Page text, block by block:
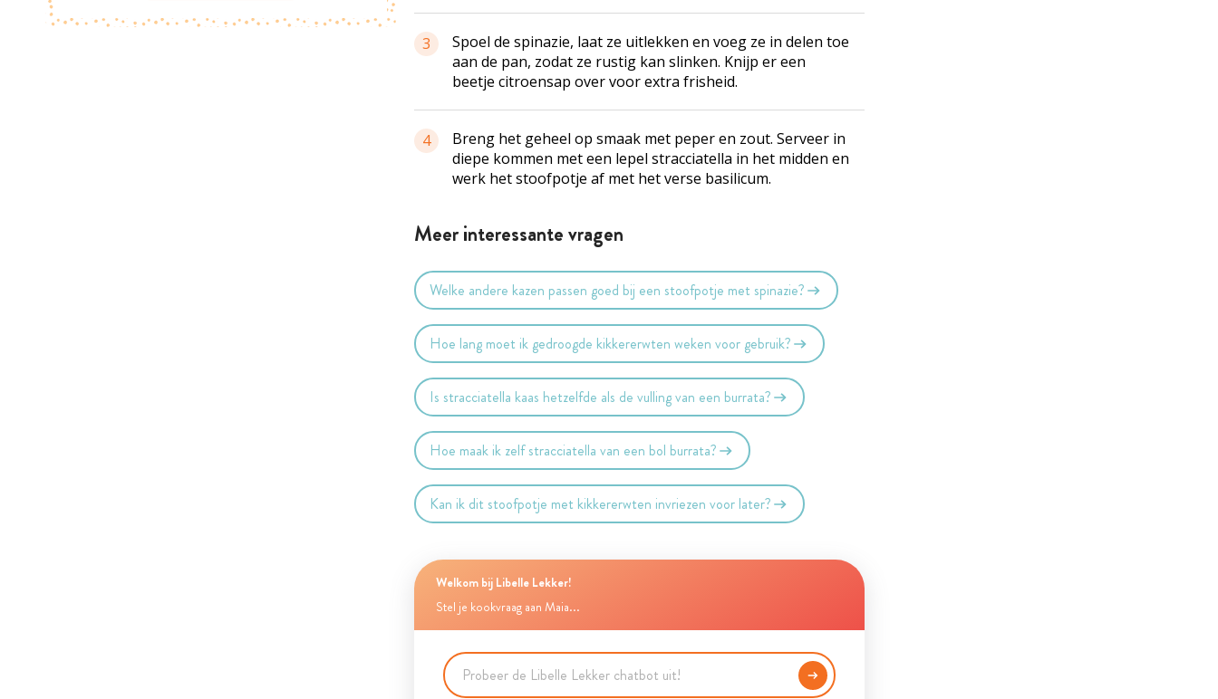
3
Spoel de spinazie, laat ze uitlekken en voeg ze in delen toe
aan de pan, zodat ze rustig kan slinken. Knijp er een
beetje citroensap over voor extra frisheid.
4
Breng het geheel op smaak met peper en zout. Serveer in
diepe kommen met een lepel stracciatella in het midden en
werk het stoofpotje af met het verse basilicum.
Meer interessante vragen
Welke andere kazen passen goed bij een stoofpotje met spinazie?
Hoe lang moet ik gedroogde kikkererwten weken voor gebruik?
Is stracciatella kaas hetzelfde als de vulling van een burrata?
Hoe maak ik zelf stracciatella van een bol burrata?
Kan ik dit stoofpotje met kikkererwten invriezen voor later?
Welkom bij Libelle Lekker!
Stel je kookvraag aan Maia...